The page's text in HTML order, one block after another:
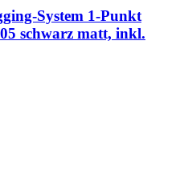
System 1-Punkt
schwarz matt, inkl.